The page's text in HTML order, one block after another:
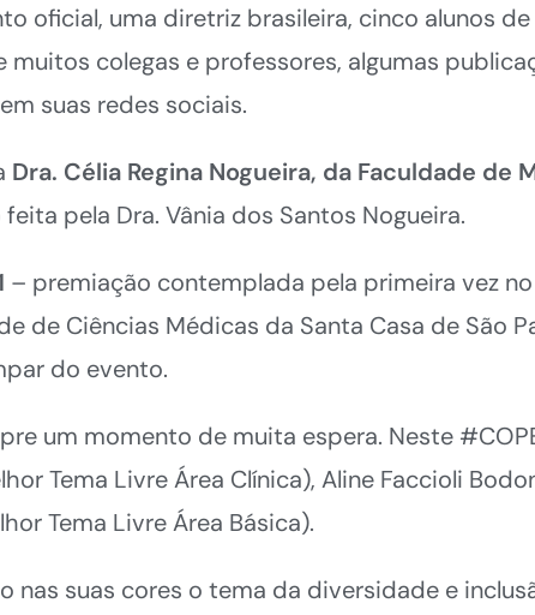
oficial, uma diretriz brasileira, cinco alunos
colegas e professores, algumas
suas redes sociais.
Dra. Célia Regina Nogueira, da Faculdade de
pela Dra. Vânia dos Santos Nogueira.
– premiação contemplada pela primeira vez
de Ciências Médicas da Santa Casa de São
do evento.
um momento de muita espera. Neste
Tema Livre Área Clínica), Aline Faccioli
Tema Livre Área Básica).
nas suas cores o tema da diversidade e